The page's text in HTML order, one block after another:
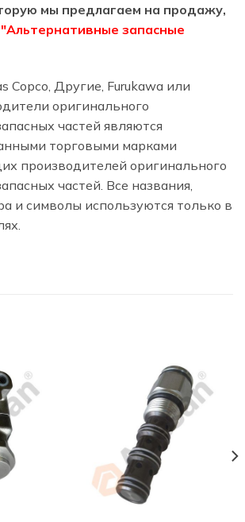
мы предлагаем на продажу,
"Альтернативные запасные
Copco, Другие, Furukawa или
оригинального
частей являются
торговыми марками
производителей оригинального
частей. Все названия,
и символы используются только в